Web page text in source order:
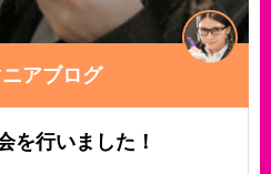
アブログ
を行いました！